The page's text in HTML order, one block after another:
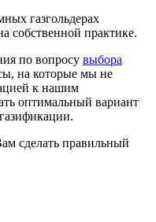
газгольдерах
собственной практике.
по вопросу выбора
на которые мы не
к нашим
оптимальный вариант
сделать правильный